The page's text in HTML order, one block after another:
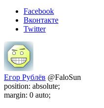
Facebook
Вконтакте
Twitter
Егор Рублёв @FaloSun
position: absolute;
margin: 0 auto;